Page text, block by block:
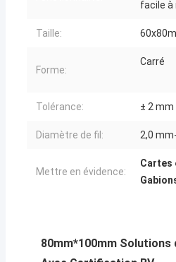
facile à
Taille:
Forme:
Carré
Tolérance: ± 2 mm
Diamètre de fil: 2,0
Mettre en évidence:
Cartes
80mm*100mm Solutions